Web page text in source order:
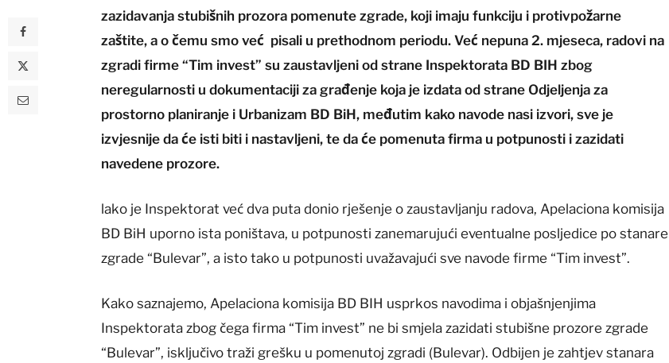
zazidavanja stubišnih prozora pomenute zgrade, koji imaju funkciju i protivpožarne
zaštite, a o čemu smo već pisali u prethodnom periodu. Već nepuna 2. mjeseca, radovi na
zgradi firme “Tim invest” su zaustavljeni od strane Inspektorata BD BIH zbog
neregularnosti u dokumentaciji za građenje koja je izdata od strane Odjeljenja za
prostorno planiranje i Urbanizam BD BiH, međutim kako navode nasi izvori, sve je
izvjesnije da će isti biti i nastavljeni, te da će pomenuta firma u potpunosti i zazidati
navedene prozore.
lako je Inspektorat već dva puta donio rješenje o zaustavljanju radova, Apelaciona komisija
BD BiH uporno ista poništava, u potpunosti zanemarujući eventualne posljedice po stanare
zgrade “Bulevar”, a isto tako u potpunosti uvažavajući sve navode firme “Tim invest”.
Kako saznajemo, Apelaciona komisija BD BIH usprkos navodima i objašnjenjima
Inspektorata zbog čega firma “Tim invest” ne bi smjela zazidati stubišne prozore zgrade
“Bulevar”, isključivo traži grešku u pomenutoj zgradi (Bulevar). Odbijen je zahtjev stanara